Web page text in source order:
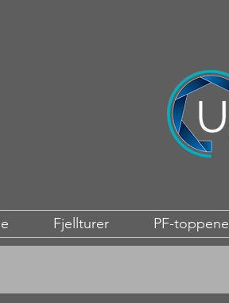
Fjellturer PF-toppene